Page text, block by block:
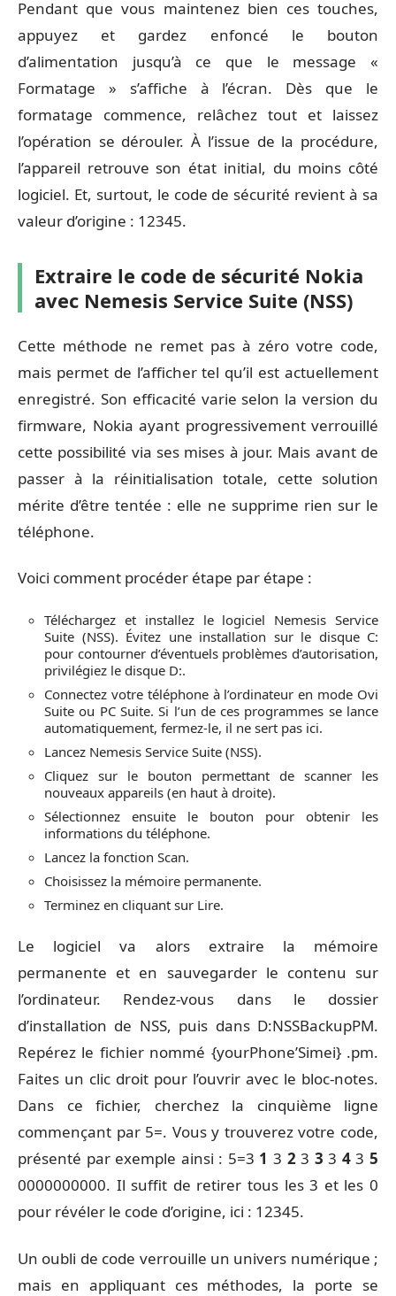
Pendant que vous maintenez bien ces touches,
appuyez et gardez enfoncé le bouton
d’alimentation jusqu’à ce que le message «
Formatage » s’affiche à l’écran. Dès que le
formatage commence, relâchez tout et laissez
l’opération se dérouler. À l’issue de la procédure,
l’appareil retrouve son état initial, du moins côté
logiciel. Et, surtout, le code de sécurité revient à sa
valeur d’origine : 12345.
Extraire le code de sécurité Nokia
avec Nemesis Service Suite (NSS)
Cette méthode ne remet pas à zéro votre code,
mais permet de l’afficher tel qu’il est actuellement
enregistré. Son efficacité varie selon la version du
firmware, Nokia ayant progressivement verrouillé
cette possibilité via ses mises à jour. Mais avant de
passer à la réinitialisation totale, cette solution
mérite d’être tentée : elle ne supprime rien sur le
téléphone.
Voici comment procéder étape par étape :
Téléchargez et installez le logiciel Nemesis Service
Suite (NSS). Évitez une installation sur le disque C:
pour contourner d’éventuels problèmes d’autorisation,
privilégiez le disque D:.
Connectez votre téléphone à l’ordinateur en mode Ovi
Suite ou PC Suite. Si l’un de ces programmes se lance
automatiquement, fermez-le, il ne sert pas ici.
Lancez Nemesis Service Suite (NSS).
Cliquez sur le bouton permettant de scanner les
nouveaux appareils (en haut à droite).
Sélectionnez ensuite le bouton pour obtenir les
informations du téléphone.
Lancez la fonction Scan.
Choisissez la mémoire permanente.
Terminez en cliquant sur Lire.
Le logiciel va alors extraire la mémoire
permanente et en sauvegarder le contenu sur
l’ordinateur. Rendez-vous dans le dossier
d’installation de NSS, puis dans D:NSSBackupPM.
Repérez le fichier nommé {yourPhone’Simei} .pm.
Faites un clic droit pour l’ouvrir avec le bloc-notes.
Dans ce fichier, cherchez la cinquième ligne
commençant par 5=. Vous y trouverez votre code,
présenté par exemple ainsi : 5=3 13 23 33 435
0000000000. Il suffit de retirer tous les 3 et les 0
pour révéler le code d’origine, ici : 12345.
Un oubli de code verrouille un univers numérique ;
mais en appliquant ces méthodes, la porte se